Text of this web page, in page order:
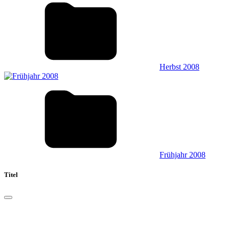
Herbst 2008
Frühjahr 2008
Titel